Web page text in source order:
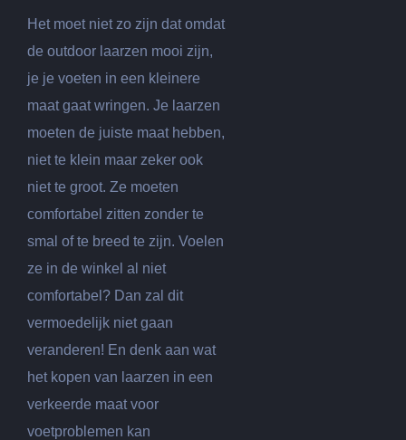
Het moet niet zo zijn dat omdat
de outdoor laarzen mooi zijn,
je je voeten in een kleinere
maat gaat wringen. Je laarzen
moeten de juiste maat hebben,
niet te klein maar zeker ook
niet te groot. Ze moeten
comfortabel zitten zonder te
smal of te breed te zijn. Voelen
ze in de winkel al niet
comfortabel? Dan zal dit
vermoedelijk niet gaan
veranderen! En denk aan wat
het kopen van laarzen in een
verkeerde maat voor
voetproblemen kan